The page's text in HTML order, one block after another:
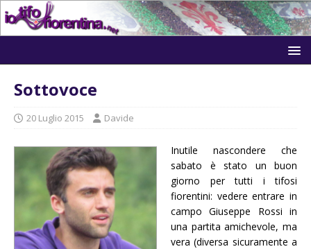
Sottovoce
20 Luglio 2015 Davide
Inutile nascondere che
sabato è stato un buon
giorno per tutti i tifosi
fiorentini: vedere entrare in
campo Giuseppe Rossi in
una partita amichevole, ma
vera (diversa sicuramente a